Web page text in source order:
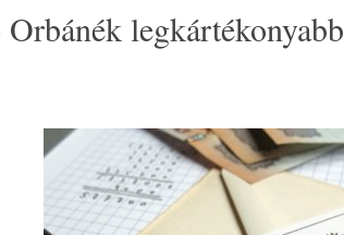
legkártékonyabb